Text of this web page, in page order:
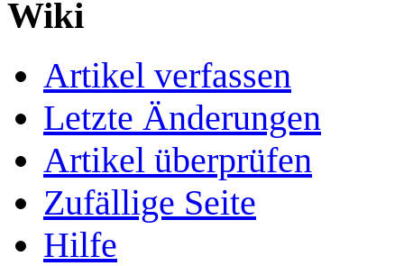
Wiki
Artikel verfassen
Letzte Änderungen
Artikel überprüfen
Zufällige Seite
Hilfe